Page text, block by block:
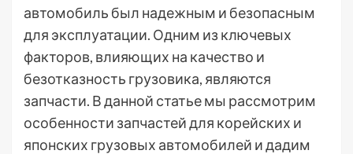
автомобиль был надежным и безопасным
для эксплуатации. Одним из ключевых
факторов, влияющих на качество и
безотказность грузовика, являются
запчасти. В данной статье мы рассмотрим
особенности запчастей для корейских и
японских грузовых автомобилей и дадим